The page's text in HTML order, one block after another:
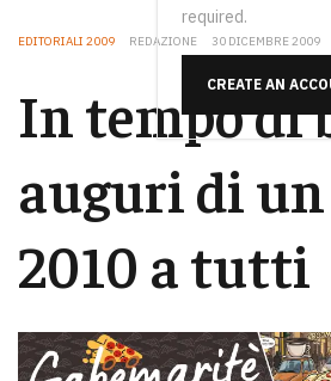
required.
CREATE AN
EDITORIALI 2009 REDAZIONE 30 DICEMBRE 2009
In tempo di
auguri di
2010 a tutti